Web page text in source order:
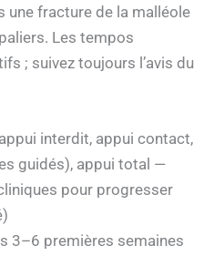
une fracture de la malléole
Les tempos
; suivez toujours l’avis du
interdit, appui contact,
guidés), appui total —
pour progresser
3–6 premières semaines